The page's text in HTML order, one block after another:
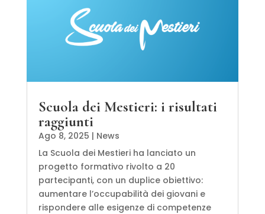
Scuola dei Mestieri: i risultati
raggiunti
Ago 8, 2025 | News
La Scuola dei Mestieri ha lanciato un
progetto formativo rivolto a 20
partecipanti, con un duplice obiettivo:
aumentare l’occupabilità dei giovani e
rispondere alle esigenze di competenze